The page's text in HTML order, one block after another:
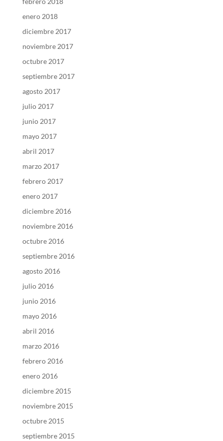
enero 2018
diciembre 2017
noviembre 2017
octubre 2017
septiembre 2017
agosto 2017
julio 2017
junio 2017
mayo 2017
abril 2017
marzo 2017
febrero 2017
enero 2017
diciembre 2016
noviembre 2016
octubre 2016
septiembre 2016
agosto 2016
julio 2016
junio 2016
mayo 2016
abril 2016
marzo 2016
febrero 2016
enero 2016
diciembre 2015
noviembre 2015
octubre 2015
septiembre 2015